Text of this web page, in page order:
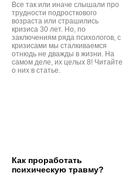
Все так или иначе слышали про
трудности подросткового
возраста или страшились
кризиса 30 лет. Но, по
заключениям ряда психологов, с
кризисами мы сталкиваемся
отнюдь не дважды в жизни. На
самом деле, их целых 8! Читайте
о них в статье.
Как проработать
психическую травму?